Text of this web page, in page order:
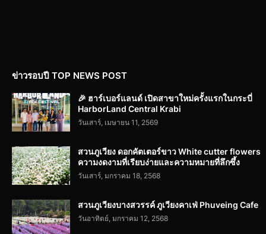
ข่าวรอบปี TOP NEWS POST
🎉 ฮาร์เบอร์แลนด์ เปิดสาขาใหม่ครั้งแรกในกระบี่
HarborLand Central Krabi
วันเสาร์, เมษายน 11, 2569
สวนภูเวียง ดอกคัตเตอร์ขาว White cutter flowers
ความงดงามที่เรียบง่ายและความหมายที่ลึกซึ้ง
วันเสาร์, มกราคม 18, 2568
สวนภูเวียงบางสวรรค์ ภูเวียงคาเฟ่ Phuveing Cafe
วันอาทิตย์, มกราคม 12, 2568